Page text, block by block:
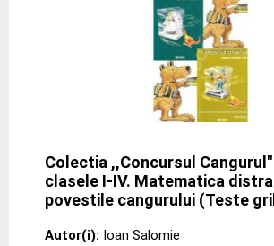
Colectia ,,Concursul
clasele I-IV. Matematica
povestile cangurului (Teste
Autor(i): Ioan Salomie